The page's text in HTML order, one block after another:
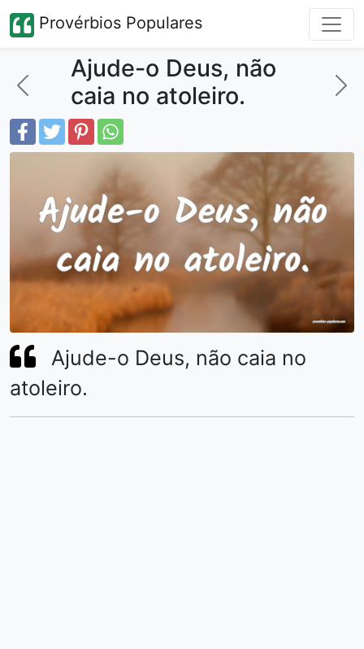
Provérbios Populares
Ajude-o Deus, não
caia no atoleiro.
Ajude-o Deus, não caia no
atoleiro.